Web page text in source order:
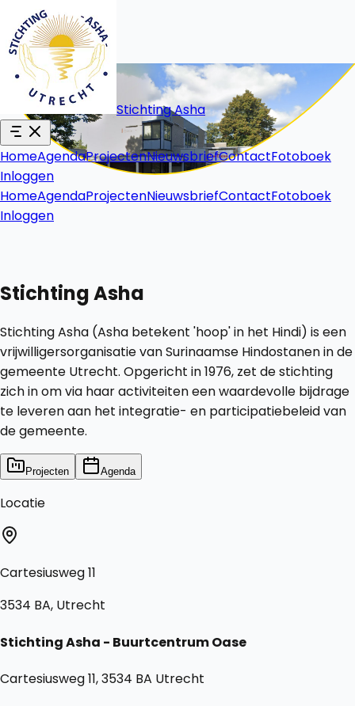
Stichting Asha
HomeAgendaProjectenNieuwsbriefContactFotoboek
Inloggen
HomeAgendaProjectenNieuwsbriefContactFotoboek
Inloggen
Stichting Asha
Stichting Asha (Asha betekent 'hoop' in het Hindi) is een
vrijwilligersorganisatie van Surinaamse Hindostanen in de
gemeente Utrecht. Opgericht in 1976, zet de stichting
zich in om via haar activiteiten een waardevolle bijdrage
te leveren aan het integratie- en participatiebeleid van
de gemeente.
Projecten Agenda
Locatie
Cartesiusweg 11
3534 BA, Utrecht
Stichting Asha - Buurtcentrum Oase
Cartesiusweg 11, 3534 BA Utrecht